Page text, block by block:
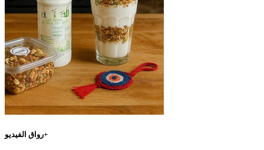
رواق الفيديو+